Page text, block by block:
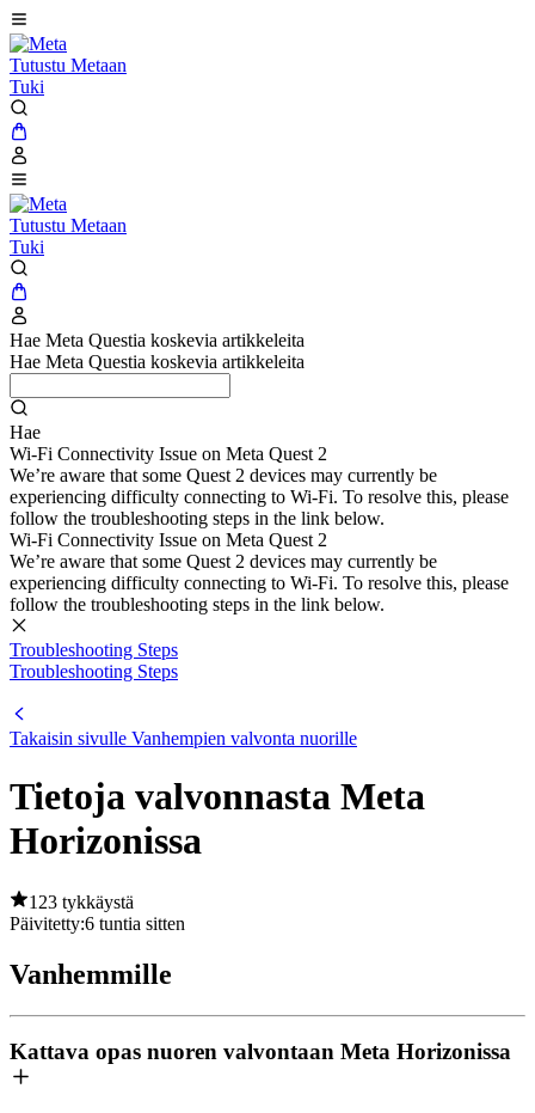
Tutustu Metaan
Tuki
Tutustu Metaan
Tuki
Hae Meta Questia koskevia artikkeleita
Hae Meta Questia koskevia artikkeleita
Hae
Wi-Fi Connectivity Issue on Meta Quest 2
We’re aware that some Quest 2 devices may currently be
experiencing difficulty connecting to Wi-Fi. To resolve this, please
follow the troubleshooting steps in the link below.
Wi-Fi Connectivity Issue on Meta Quest 2
We’re aware that some Quest 2 devices may currently be
experiencing difficulty connecting to Wi-Fi. To resolve this, please
follow the troubleshooting steps in the link below.
Troubleshooting Steps
Troubleshooting Steps
Takaisin sivulle Vanhempien valvonta nuorille
Tietoja valvonnasta Meta
Horizonissa
123 tykkäystä
Päivitetty:6 tuntia sitten
Vanhemmille
Kattava opas nuoren valvontaan Meta Horizonissa